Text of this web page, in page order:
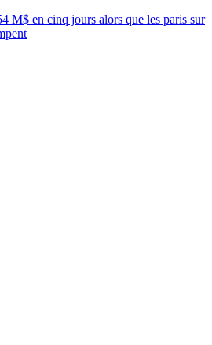
M$ en cinq jours alors que les paris sur